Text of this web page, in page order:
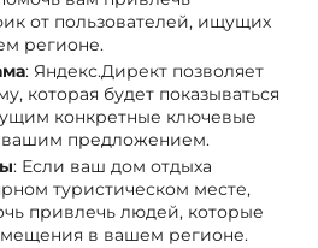
от пользователей, ищущих
регионе.
: Яндекс.Директ позволяет
которая будет показываться
конкретные ключевые
вашим предложением.
: Если ваш дом отдыха
туристическом месте,
привлечь людей, которые
в вашем регионе.